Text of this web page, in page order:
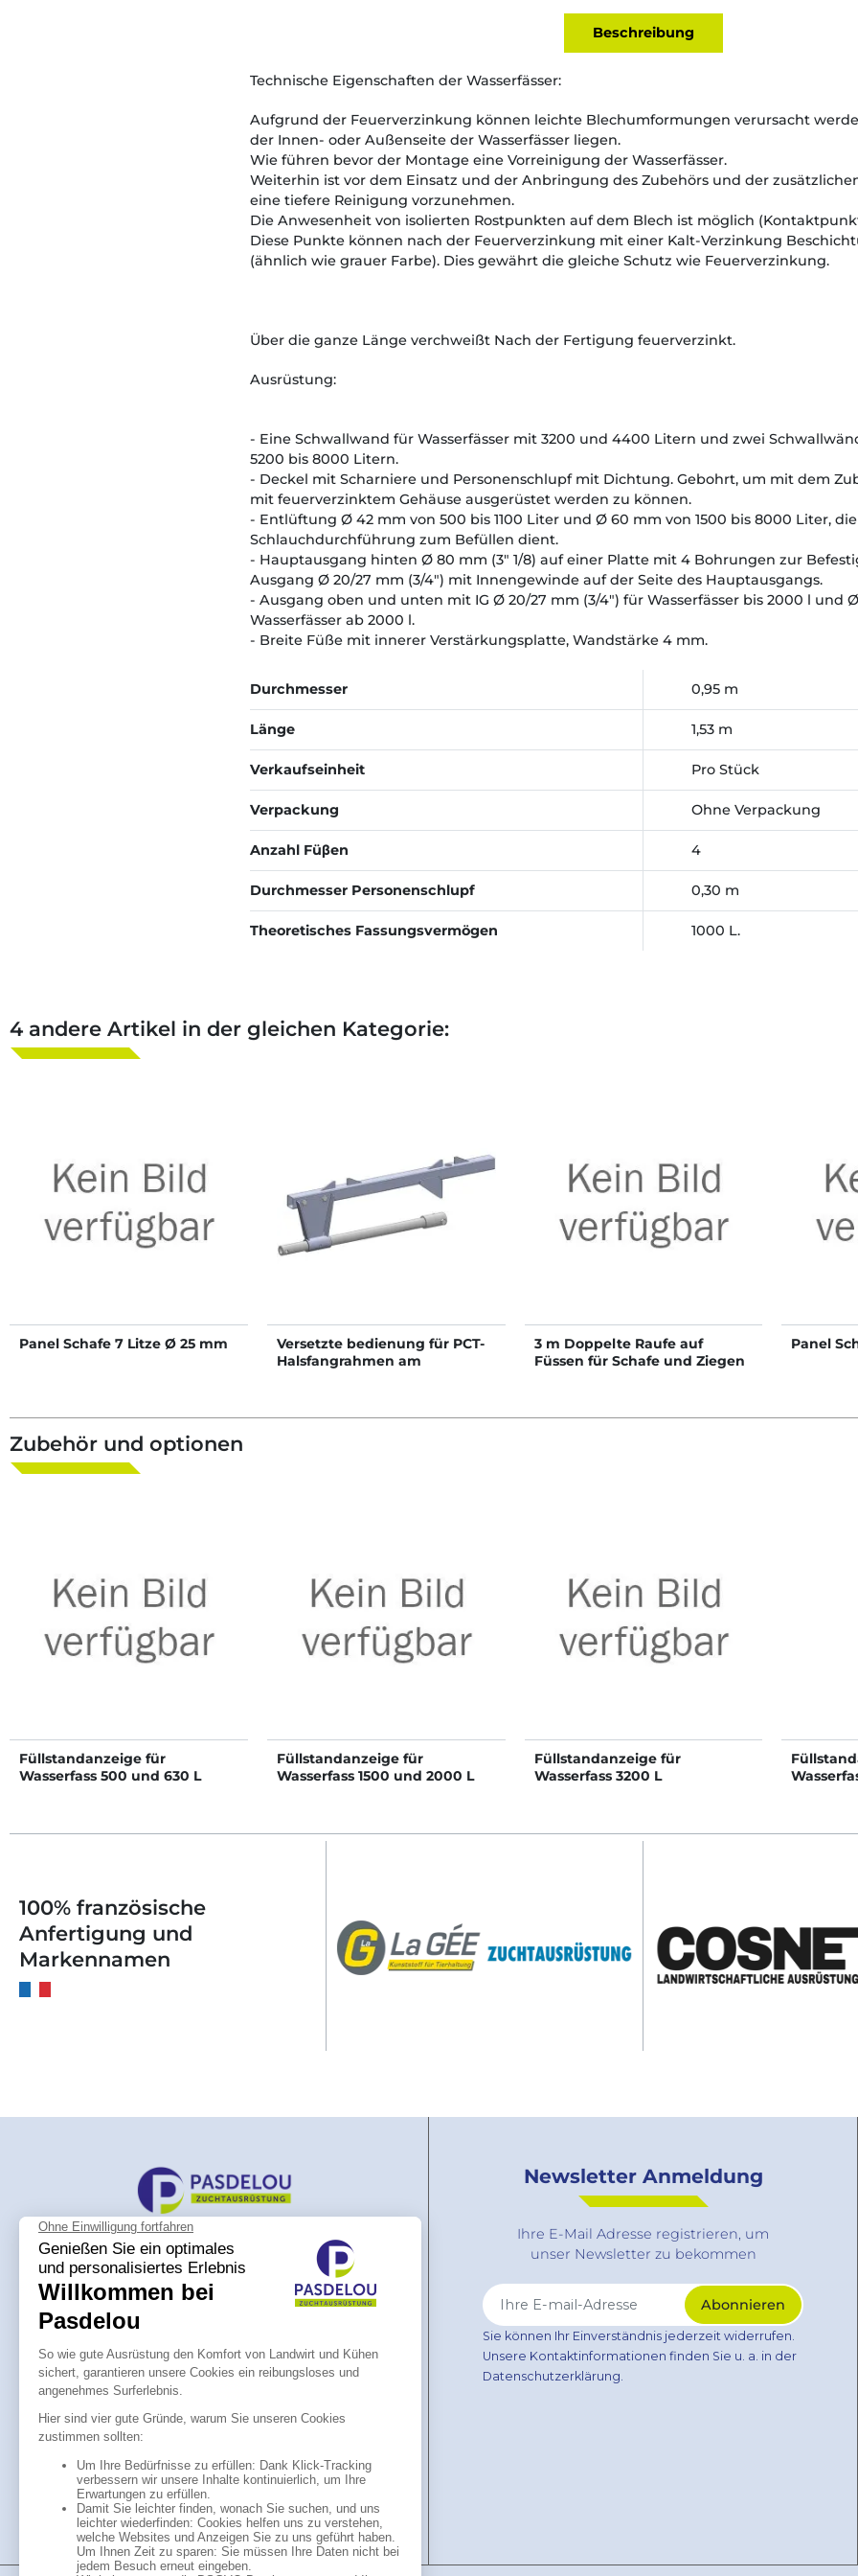
Beschreibung
Technische Eigenschaften der Wasserfässer:
Aufgrund der Feuerverzinkung können leichte Blechumformungen verursacht
der Innen- oder Außenseite der Wasserfässer liegen.
Wie führen bevor der Montage eine Vorreinigung der Wasserfässer.
Weiterhin ist vor dem Einsatz und der Anbringung des Zubehörs und der
eine tiefere Reinigung vorzunehmen.
Die Anwesenheit von isolierten Rostpunkten auf dem Blech ist möglich
Diese Punkte können nach der Feuerverzinkung mit einer Kalt-Verzinkung
(ähnlich wie grauer Farbe). Dies gewährt die gleiche Schutz wie Feuerverzinkung.
Über die ganze Länge verchweißt Nach der Fertigung feuerverzinkt.
Ausrüstung:
- Eine Schwallwand für Wasserfässer mit 3200 und 4400 Litern und zwei
5200 bis 8000 Litern.
- Deckel mit Scharniere und Personenschlupf mit Dichtung. Gebohrt, um mit dem
mit feuerverzinktem Gehäuse ausgerüstet werden zu können.
- Entlüftung Ø 42 mm von 500 bis 1100 Liter und Ø 60 mm von 1500 bis 8000 Liter,
Schlauchdurchführung zum Befüllen dient.
- Hauptausgang hinten Ø 80 mm (3" 1/8) auf einer Platte mit 4 Bohrungen zur
Ausgang Ø 20/27 mm (3/4") mit Innengewinde auf der Seite des Hauptausgangs.
- Ausgang oben und unten mit IG Ø 20/27 mm (3/4") für Wasserfässer bis 2000 l und Ø
Wasserfässer ab 2000 l.
- Breite Füße mit innerer Verstärkungsplatte, Wandstärke 4 mm.
Durchmesser 0,95 m
Länge 1,53 m
Verkaufseinheit Pro Stück
Verpackung Ohne Verpackung
Anzahl Füβen 4
Durchmesser Personenschlupf 0,30 m
Theoretisches Fassungsvermögen 1000 L.
4 andere Artikel in der gleichen Kategorie:
Panel Schafe 7 Litze Ø 25 mm
Versetzte bedienung für PCT-
Halsfangrahmen am
3 m Doppelte Raufe auf
Füssen für Schafe und Ziegen
Panel
Zubehör und optionen
Füllstandanzeige für
Wasserfass 500 und 630 L
Füllstandanzeige für
Wasserfass 1500 und 2000 L
Füllstandanzeige für
Wasserfass 3200 L
100% französische
Anfertigung und
Markennamen
Pasdelou ist eine Marke der Firma SAS
Pasdelou. Spezialisiert auf die Herstellung
von mobilen Retainern und stationären
Retainern in Stallungen. Bekannt für sein
Know-how in der Herstellung von Galva-
Grashalden, Wassertanks, Käfigen und
Haltungsparks für Rinder,
Wiegemaschinen und Ausrüstung für
Schafe. Mit Pasdelou entscheiden Sie sich
für einen französischen Hersteller von
In Ihrem Stallgebäude bei Pasdelou finden
Sie alles, was Sie für die Einrichtung eines
Liegeplatzes benötigen.
Newsletter Anmeldung
Ihre E-Mail Adresse registrieren, um
unser Newsletter zu bekommen
Sie können Ihr Einverständnis jederzeit widerrufen.
Unsere Kontaktinformationen finden Sie u. a. in der
Datenschutzerklärung.